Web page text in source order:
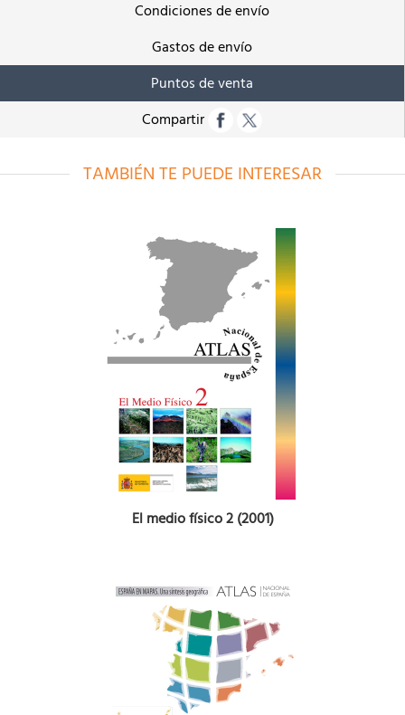
Condiciones de envío
Gastos de envío
Puntos de venta
Compartir
TAMBIÉN TE PUEDE INTERESAR
El medio físico 2 (2001)